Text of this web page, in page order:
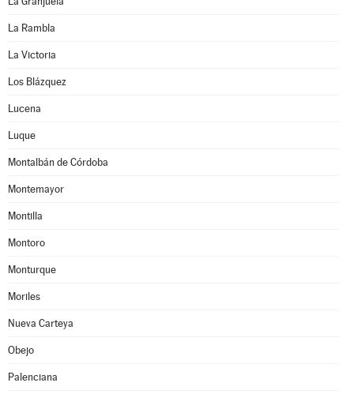
La Rambla
La Victoria
Los Blázquez
Lucena
Luque
Montalbán de Córdoba
Montemayor
Montilla
Montoro
Monturque
Moriles
Nueva Carteya
Obejo
Palenciana